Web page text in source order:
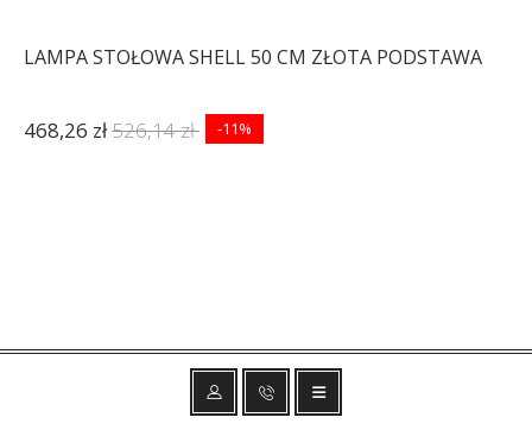
LAMPA STOŁOWA SHELL 50 CM ZŁOTA PODSTAWA
468,26 zł526,14 zł -11%